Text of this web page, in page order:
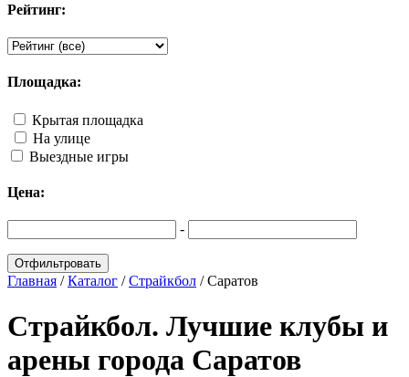
Рейтинг:
Площадка:
Крытая площадка
На улице
Выездные игры
Цена:
-
Главная /Каталог /Страйкбол /Саратов
Страйкбол. Лучшие клубы и
арены города Саратов